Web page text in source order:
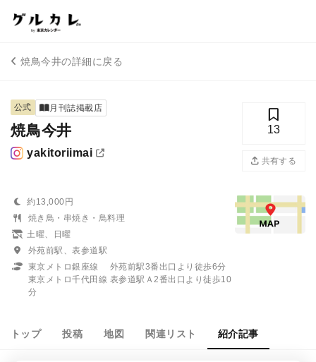
焼鳥今井の詳細に戻る
公式 月刊誌掲載店
焼鳥今井
yakitoriimai
13
共有する
約13,000円
焼き鳥・串焼き・鳥料理
土曜、日曜
外苑前駅、表参道駅
東京メトロ銀座線 外苑前駅3番出口より徒歩6分
東京メトロ千代田線 表参道駅Ａ2番出口より徒歩10
分
トップ 投稿 地図 関連リスト 紹介記事